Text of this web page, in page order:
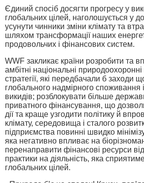
Єдиний спосіб досягти прогресу у
глобальних цілей, наголошується у
усунути чинники зміни клімату та
шляхом трансформації наших
продовольчих і фінансових систем.
WWF закликає країни розробити та
амбітні національні природоохоронні
стратегії, які передбачали б заходи
глобального надмірного споживання
викидів; розблокувати більше
приватного фінансування, що
дії та краще узгодити політику й
клімату, середовища і сталого
підприємства повинні швидко
яка негативно впливає на
перенаправити фінансові ресурси
практики на діяльність, яка
глобальних цілей.